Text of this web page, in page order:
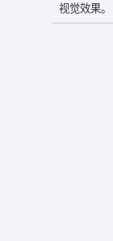
视觉效果。